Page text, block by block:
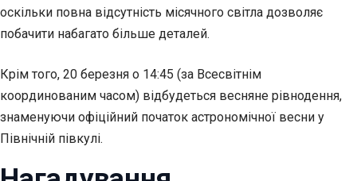
оскільки повна відсутність місячного світла дозволяє
побачити набагато більше деталей.
Крім того, 20 березня о 14:45 (за Всесвітнім
координованим часом) відбудеться весняне рівнодення,
знаменуючи офіційний початок астрономічної весни у
Північній півкулі.